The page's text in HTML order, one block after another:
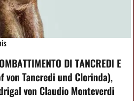
DI TANCREDI E
von Tancredi und Clorinda),
von Claudio Monteverdi